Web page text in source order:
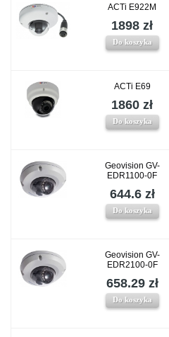
ACTi E922M
1898 zł
Do koszyka
ACTi E69
1860 zł
Do koszyka
Geovision GV-
EDR1100-0F
644.6 zł
Do koszyka
Geovision GV-
EDR2100-0F
658.29 zł
Do koszyka